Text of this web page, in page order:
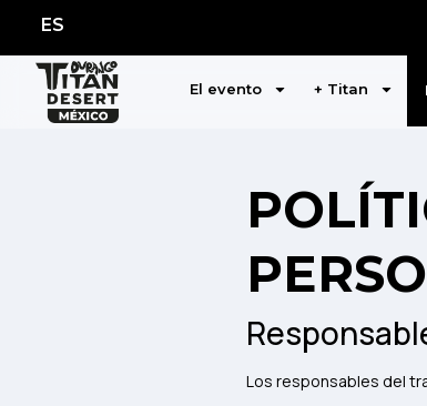
ES
El evento + Titan
Los responsables del